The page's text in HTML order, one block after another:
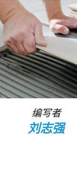
编写者
刘志强